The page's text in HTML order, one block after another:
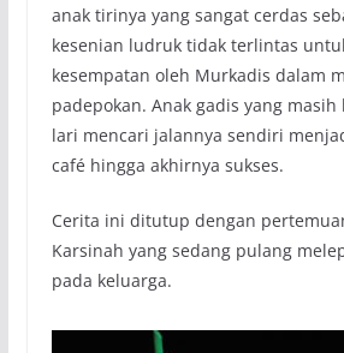
anak tirinya yang sangat cerdas
kesenian ludruk tidak terlintas
kesempatan oleh Murkadis dalam
padepokan. Anak gadis yang
lari mencari jalannya sendiri
café hingga akhirnya sukses.
Cerita ini ditutup dengan
Karsinah yang sedang pulang
pada keluarga.